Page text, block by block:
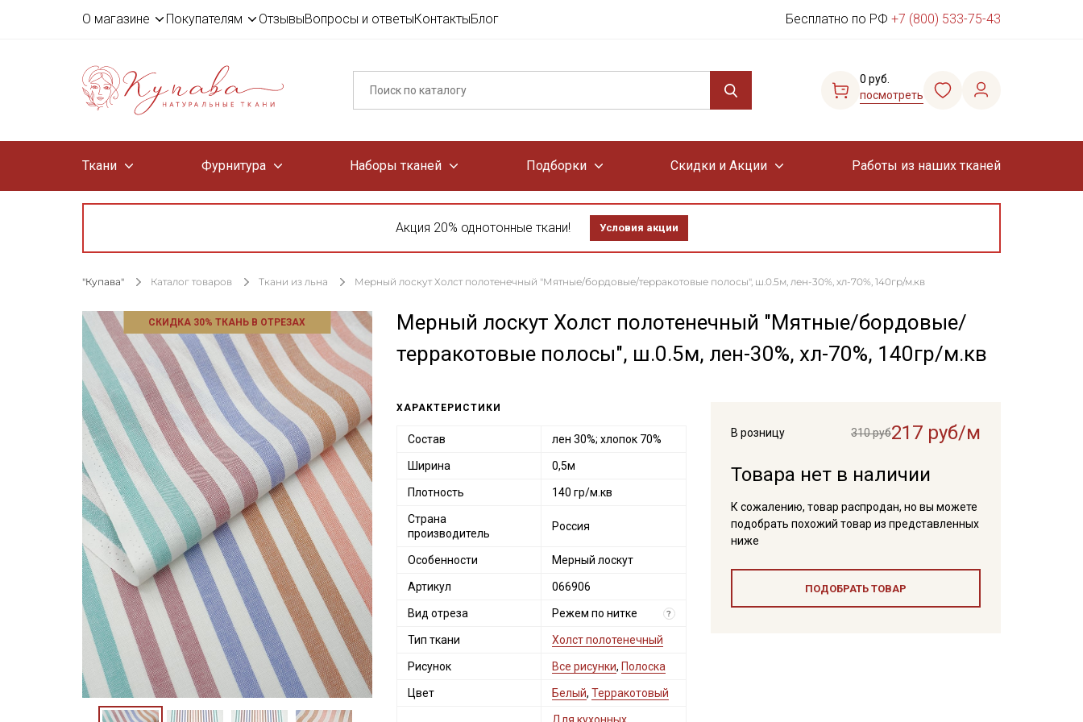
О магазине Покупателям ОтзывыВопросы и ответыКонтактыБлог Бесплатно по РФ +7 (800) 533-75-43
0 руб.
посмотреть
Ткани Фурнитура Наборы тканей Подборки Скидки и Акции Работы из наших тканей
Акция 20% однотонные ткани! Условия акции
"Купава" Каталог товаров Ткани из льна Мерный лоскут Холст полотенечный "Мятные/бордовые/терракотовые полосы", ш.0.5м, лен-30%, хл-70%, 140гр/м.кв
СКИДКА 30% ТКАНЬ В ОТРЕЗАХ
Мерный лоскут Холст полотенечный "Мятные/бордовые/
терракотовые полосы", ш.0.5м, лен-30%, хл-70%, 140гр/м.кв
В розницу 310 руб217 руб/м
Товара нет в наличии
К сожалению, товар распродан, но вы можете
подобрать похожий товар из представленных
ниже
ПОДОБРАТЬ ТОВАР
ХАРАКТЕРИСТИКИ
Состав лен 30%; хлопок 70%
Ширина 0,5м
Плотность 140 гр/м.кв
Страна
производитель
Россия
Особенности Мерный лоскут
Артикул 066906
Вид отреза Режем по нитке ?
Тип ткани Холст полотенечный
Рисунок Все рисунки, Полоска
Цвет Белый, Терракотовый